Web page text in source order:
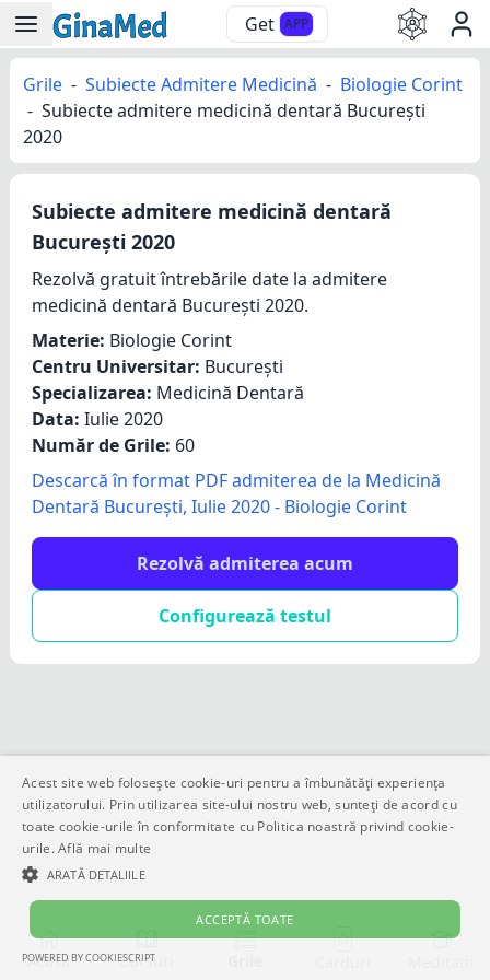
Get APP
Grile - Subiecte Admitere Medicină - Biologie Corint
- Subiecte admitere medicină dentară București
2020
Subiecte admitere medicină dentară
București 2020
Rezolvă gratuit întrebările date la admitere
medicină dentară București 2020.
Materie: Biologie Corint
Centru Universitar: București
Specializarea: Medicină Dentară
Data: Iulie 2020
Număr de Grile: 60
Descarcă în format PDF admiterea de la Medicină
Dentară București, Iulie 2020 - Biologie Corint
Rezolvă admiterea acum
Configurează testul
Acasă Cursuri
Acest site web folosește cookie-uri pentru a îmbunătăți experiența
utilizatorului. Prin utilizarea site-ului nostru web, sunteți de acord cu
toate cookie-urile în conformitate cu Politica noastră privind cookie-
urile.Află mai multe
ARATĂ DETALIILE
ACCEPTĂ TOATE
STRICT NECESARE
POWERED BY COOKIESCRIPT